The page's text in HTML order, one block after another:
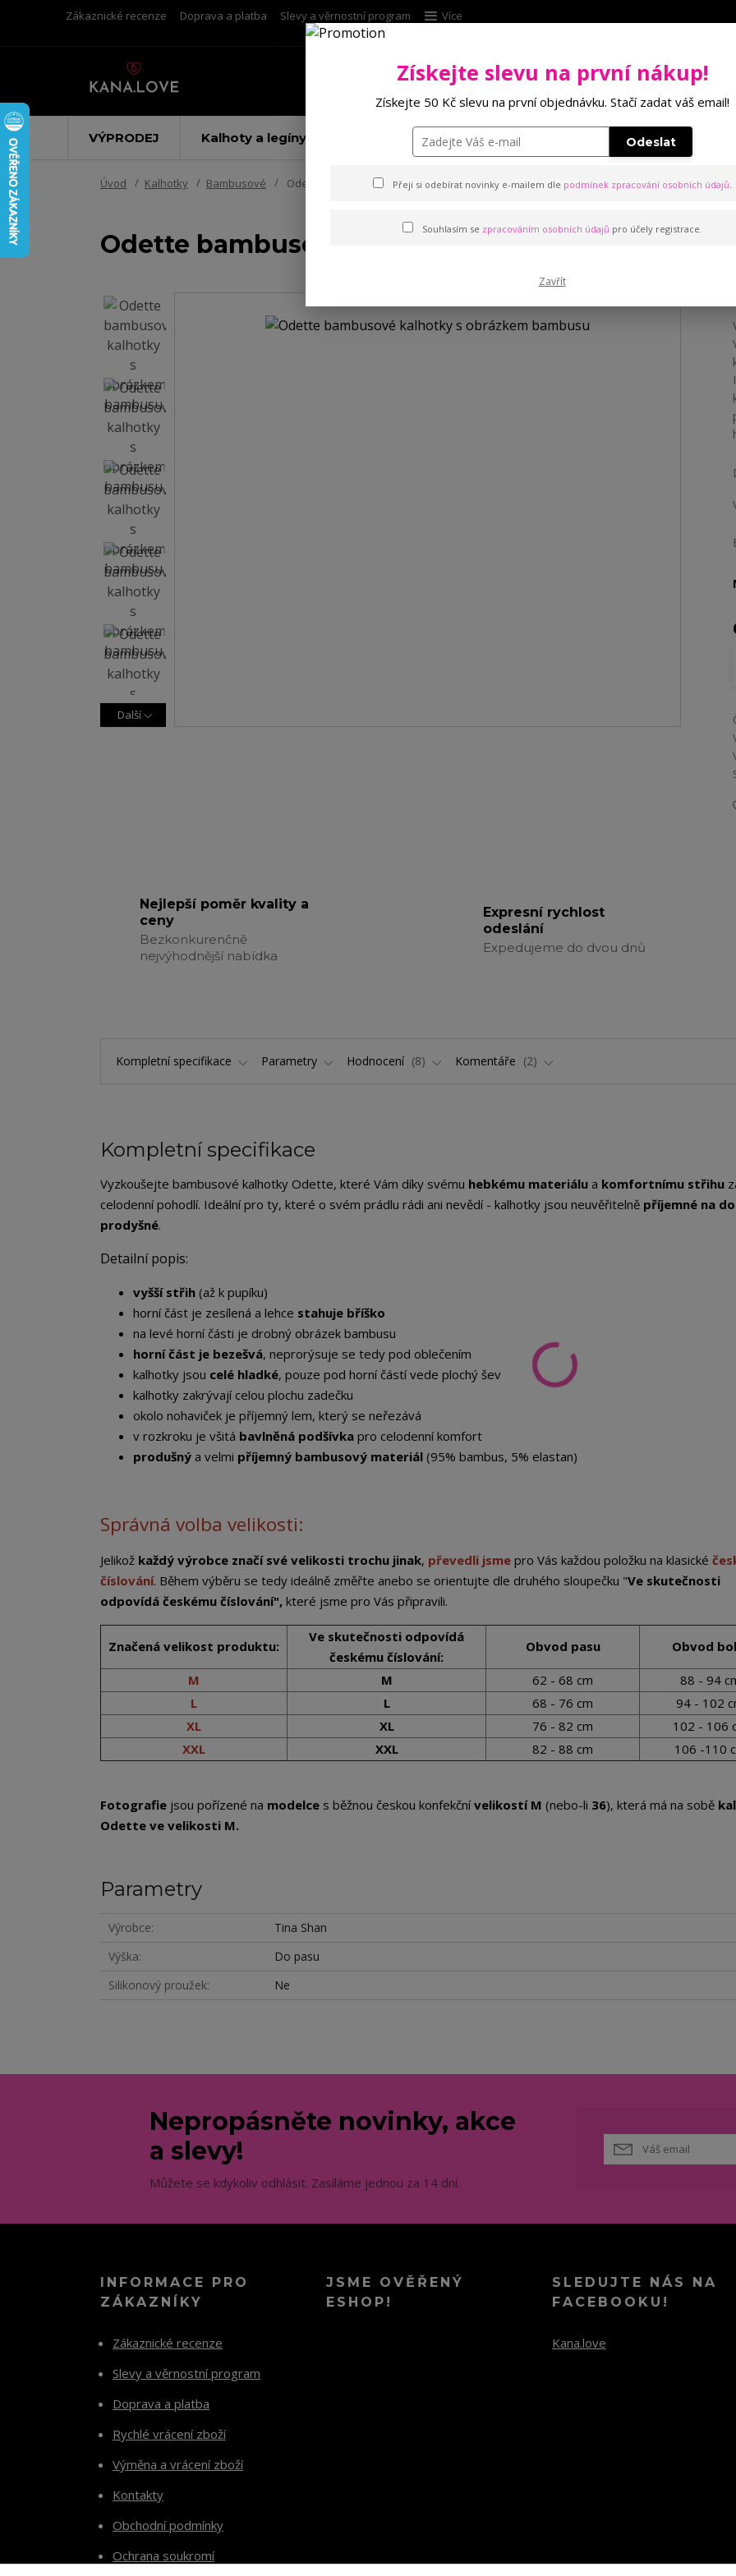
Zákaznické recenze Doprava a platba Slevy a věrnostní program
Více
Hledat
VÝPRODEJ Kalhoty a legíny Punčochové zboží Podprsenky
Úvod Kalhotky Bambusové Odette bambusové kalhotky s obrázkem bambusu
Odette bambusové kalhotky s obrázkem bambusu
Další
Nejlepší poměr kvality a
ceny
Bezkonkurenčně
nejvýhodnější nabídka
Expresní rychlost
odeslání
Expedujeme do dvou dnů
Kompletní specifikace Parametry Hodnocení 8 Komentáře 2
Kompletní specifikace
Vyzkoušejte bambusové kalhotky Odette, které Vám díky svému hebkému materiálu a komfortnímu střihu
celodenní pohodlí. Ideální pro ty, které o svém prádlu rádi ani nevědí - kalhotky jsou neuvěřitelně příjemné na
prodyšné.
Detailní popis:
vyšší střih (až k pupíku)
horní část je zesílená a lehce stahuje bříško
na levé horní části je drobný obrázek bambusu
horní část je bezešvá, neprorýsuje se tedy pod oblečením
kalhotky jsou celé hladké, pouze pod horní částí vede plochý šev
kalhotky zakrývají celou plochu zadečku
okolo nohaviček je příjemný lem, který se neřezává
v rozkroku je všitá bavlněná podšívka pro celodenní komfort
produšný a velmi příjemný bambusový materiál (95% bambus, 5% elastan)
Správná volba velikosti:
Jelikož každý výrobce značí své velikosti trochu jinak, převedli jsme pro Vás každou položku na klasické
číslování. Během výběru se tedy ideálně změřte anebo se orientujte dle druhého sloupečku "Ve skutečnosti
odpovídá českému číslování", které jsme pro Vás připravili.
Značená velikost produktu:
Ve skutečnosti odpovídá
českému číslování:
Obvod pasu Obvod
M M 62 - 68 cm
88 - 94
L
L 68 - 76 cm
94 - 102
XL
XL 76 - 82 cm
102 - 106
XXL
XXL 82 - 88 cm 106 -110
Fotografie jsou pořízené na modelce s běžnou českou konfekčnívelikostí M (nebo-li 36), která má na sobě
Odette ve velikosti M.
Parametry
Výrobce
Tina Shan
Výška
Do pasu
Silikonový proužek
Ne
Nepropásněte novinky, akce
a slevy!
Můžete se kdykoliv odhlásit. Zasíláme jednou za 14 dní.
INFORMACE PRO
ZÁKAZNÍKY
Zákaznické recenze
Slevy a věrnostní program
Doprava a platba
Rychlé vrácení zboží
Výměna a vrácení zboží
Kontakty
Obchodní podmínky
Ochrana soukromí
JSME OVĚŘENÝ
ESHOP!
SLEDUJTE NÁS NA
FACEBOOKU!
Kana.love
Získejte slevu na první nákup!
Získejte 50 Kč slevu na první objednávku. Stačí zadat váš email!
Odeslat
Přeji si odebírat novinky e-mailem dle podmínek zpracování osobních údajů.
Souhlasím se zpracováním osobních údajů pro účely registrace.
Zavřít